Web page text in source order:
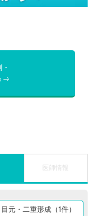
→
医師情報
元・二重形成（1件）